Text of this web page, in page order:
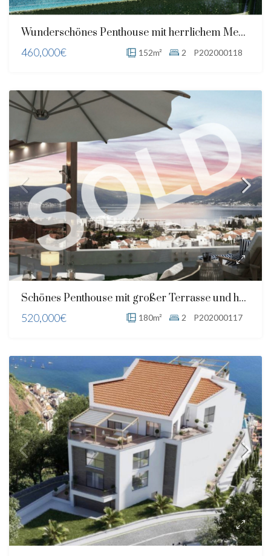
Wunderschönes Penthouse mit herrlichem Meerblick
460,000€
152m² 2 P202000118
Schönes Penthouse mit großer Terrasse und herrlichem Meerblick
520,000€
180m² 2 P202000117